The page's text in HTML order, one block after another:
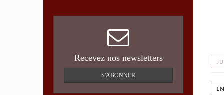
Recevez nos newsletters
S'ABONNER